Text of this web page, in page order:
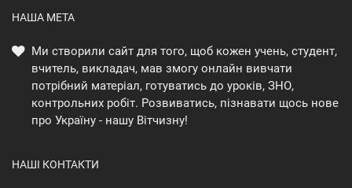
НАША МЕТА
Ми створили сайт для того, щоб кожен учень, студент,
вчитель, викладач, мав змогу онлайн вивчати
потрібний матеріал, готуватись до уроків, ЗНО,
контрольних робіт. Розвиватись, пізнавати щось нове
про Україну - нашу Вітчизну!
НАШІ КОНТАКТИ